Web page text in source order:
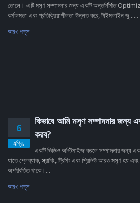
তোলে। এটি মসৃণ সম্পাদনার জন্য একটি অন্তর্নির্মিত
কর্মক্ষমতা এবং প্রতিক্রিয়াশীলতা উন্নত করে, টাইমলাইন জু......
আরও পড়ুন
6
এপ্রি.
কিভাবে আমি মসৃণ সম্পাদনার জন্য
করব?
একটি ভিডিও অপ্টিমাইজ করলে সম্পাদনার জন্য
যাতে প্লেব্যাক, স্ক্রাবিং, ট্রিমিং এবং প্রিভিউ আরও মসৃণ হয়
অপরিবর্তিত থাকে।...
আরও পড়ুন